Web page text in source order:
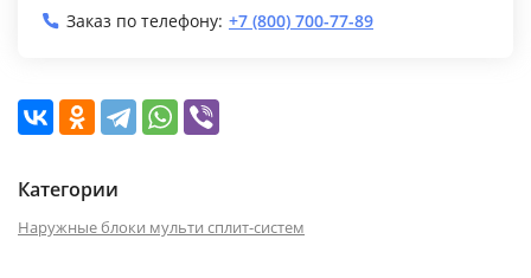
Заказ по телефону: +7 (800) 700-77-89
Категории
Наружные блоки мульти сплит-систем